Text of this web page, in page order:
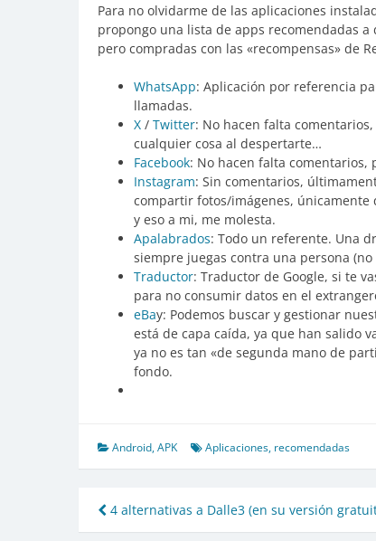
Para no olvidarme de las aplicaciones
propongo una lista de apps recomendadas
pero compradas con las «recompensas» de
WhatsApp: Aplicación por referencia
llamadas.
X / Twitter: No hacen falta
cualquier cosa al despertarte…
Facebook: No hacen falta comentarios,
Instagram: Sin comentarios,
compartir fotos/imágenes, únicamente
y eso a mi, me molesta.
Apalabrados: Todo un referente. Una
siempre juegas contra una persona
Traductor: Traductor de Google, si te
para no consumir datos en el
eBay: Podemos buscar y gestionar
está de capa caída, ya que han salido
ya no es tan «de segunda mano de
fondo.
Android,APK Aplicaciones, recomendadas
Navegación
4 alternativas a Dalle3 (en su versión